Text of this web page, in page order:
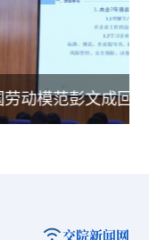
劳动模范彭文成回
交院新闻网